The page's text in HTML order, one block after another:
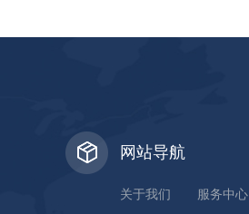
网站导航
关于我们 服务中心